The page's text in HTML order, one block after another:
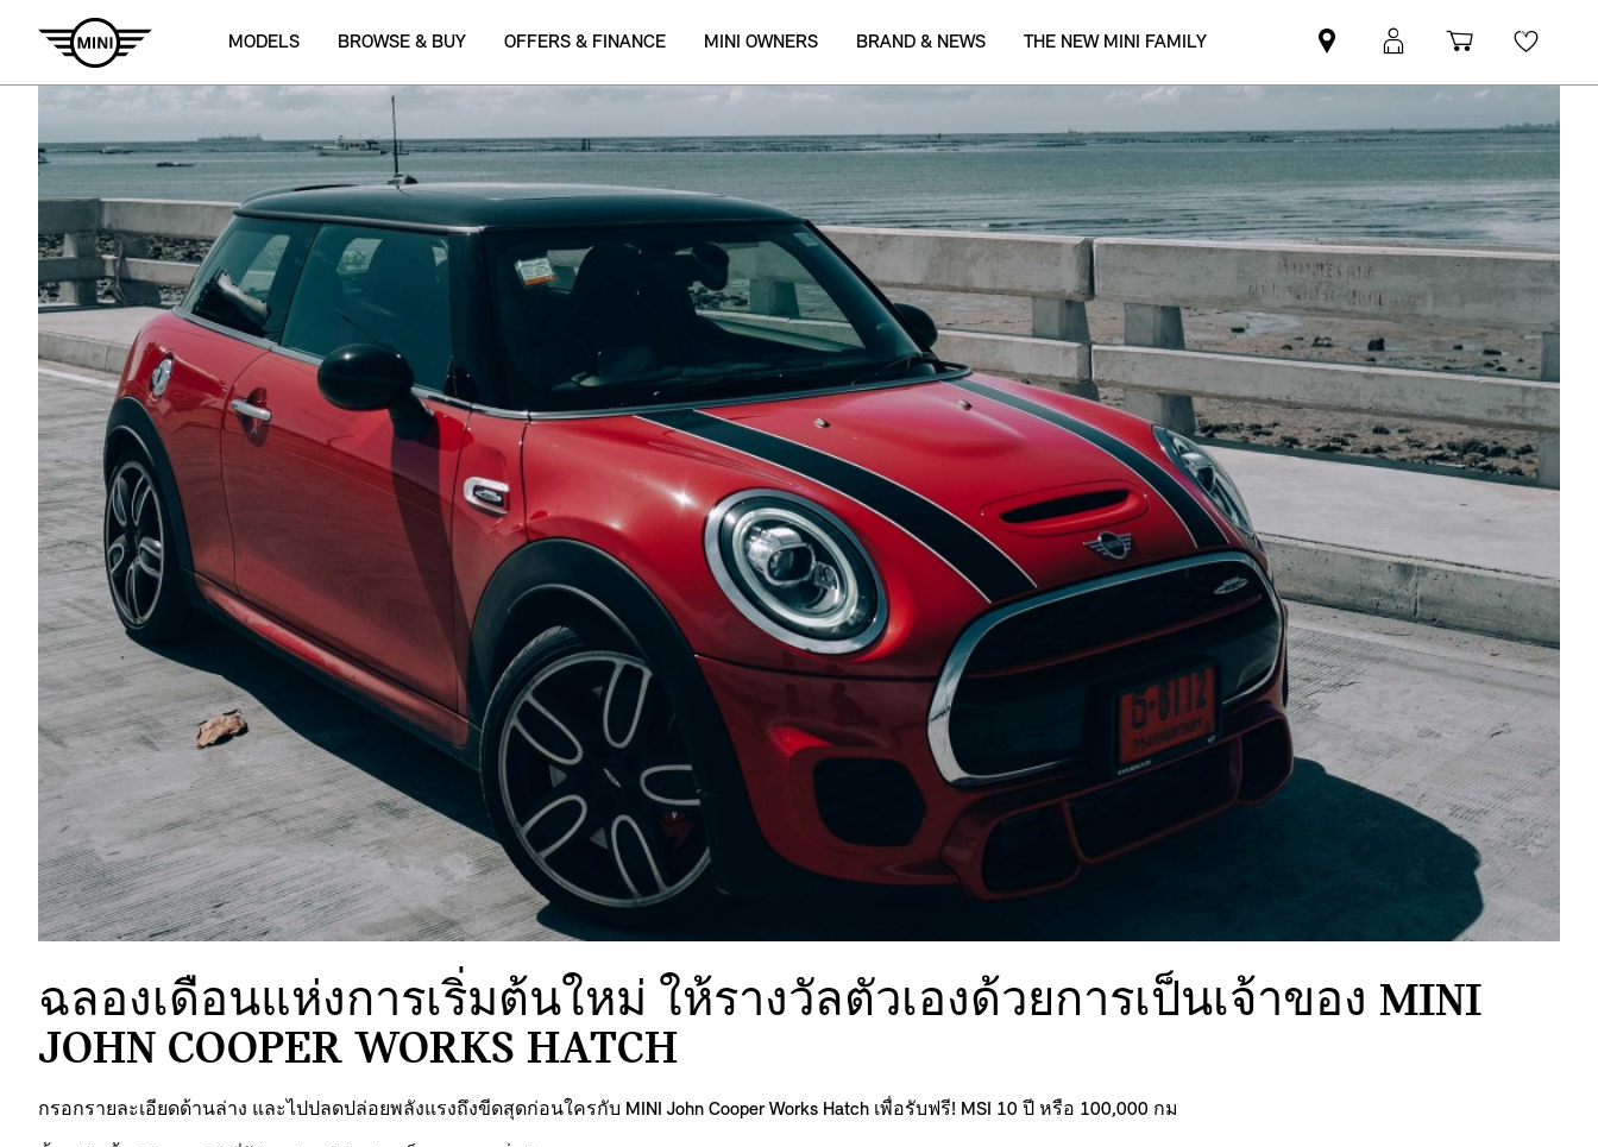
MODELS BROWSE & BUY OFFERS & FINANCE MINI OWNERS BRAND & NEWS THE NEW MINI FAMILY
Mini
dealer
MyMini
login
Shopping
cart
ฉลองเดือนแห่งการเริ่มต้นใหม่ ให้รางวัลตัวเองด้วยการเป็นเจ้าของ MINI
JOHN COOPER WORKS HATCH
กรอกรายละเอียดด้านล่าง และไปปลดปล่อยพลังแรงถึงขีดสุดก่อนใครกับ MINI John Cooper Works Hatch เพื่อรับฟรี! MSI 10 ปี หรือ 100,000 กม